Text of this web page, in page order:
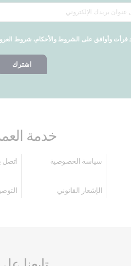
قرأت وأوافق على الشروط والأحكام، شروط
اشترك
خدمة
سياسة الخصوصية اتصل
الإشعار القانوني